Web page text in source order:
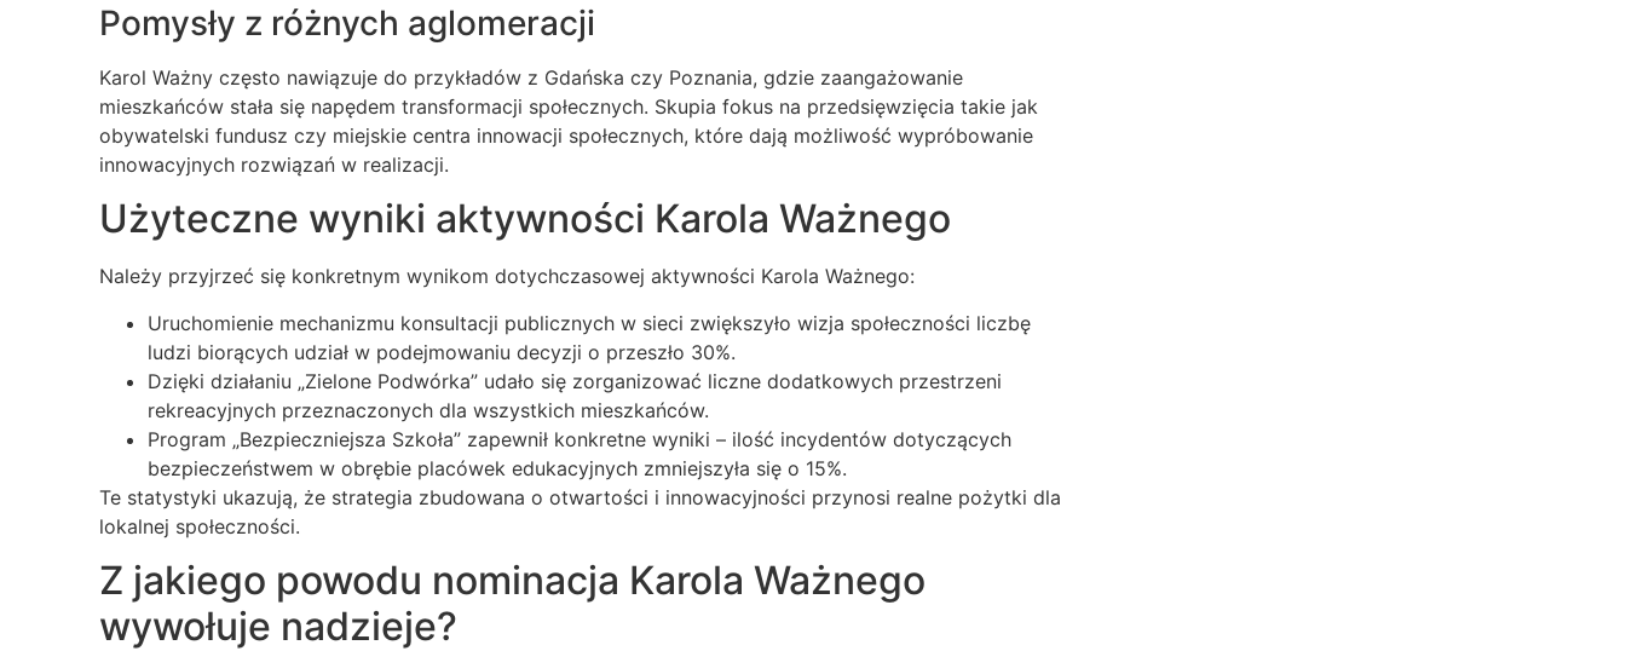
Pomysły z różnych aglomeracji
Karol Ważny często nawiązuje do przykładów z Gdańska czy Poznania, gdzie zaangażowanie
mieszkańców stała się napędem transformacji społecznych. Skupia fokus na przedsięwzięcia takie jak
obywatelski fundusz czy miejskie centra innowacji społecznych, które dają możliwość wypróbowanie
innowacyjnych rozwiązań w realizacji.
Użyteczne wyniki aktywności Karola Ważnego
Należy przyjrzeć się konkretnym wynikom dotychczasowej aktywności Karola Ważnego:
Uruchomienie mechanizmu konsultacji publicznych w sieci zwiększyło wizja społeczności liczbę
ludzi biorących udział w podejmowaniu decyzji o przeszło 30%.
Dzięki działaniu „Zielone Podwórka” udało się zorganizować liczne dodatkowych przestrzeni
rekreacyjnych przeznaczonych dla wszystkich mieszkańców.
Program „Bezpieczniejsza Szkoła” zapewnił konkretne wyniki – ilość incydentów dotyczących
bezpieczeństwem w obrębie placówek edukacyjnych zmniejszyła się o 15%.
Te statystyki ukazują, że strategia zbudowana o otwartości i innowacyjności przynosi realne pożytki dla
lokalnej społeczności.
Z jakiego powodu nominacja Karola Ważnego
wywołuje nadzieje?